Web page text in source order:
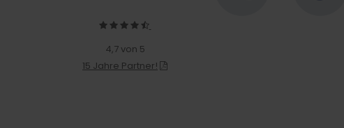
4,7 von 5
15 Jahre Partner!